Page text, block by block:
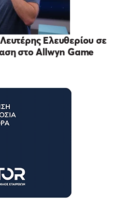
Ελευθερίου σε
στο Allwyn Game